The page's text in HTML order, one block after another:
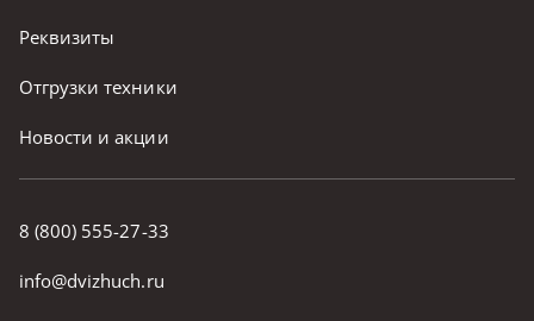
8 (800) 555-27-33
info@dvizhuch.ru
Реквизиты
Отгрузки техники
Новости и акции